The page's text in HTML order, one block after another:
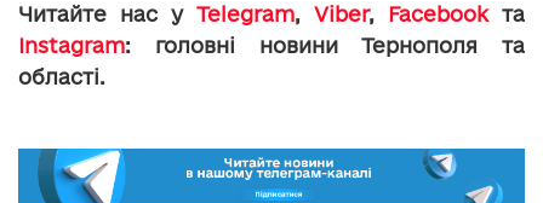
Читайте нас у Telegram, Viber, Facebookта
Instagram: головні новини Тернополя та
області.